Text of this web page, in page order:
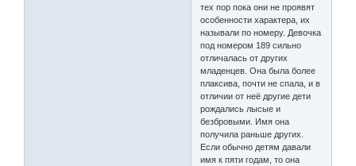
тех пор пока они не проявят
особенности характера, их
называли по номеру. Девочка
под номером 189 сильно
отличалась от других
младенцев. Она была более
плаксива, почти не спала, и в
отличии от неё другие дети
рождались лысые и
безбровыми. Имя она
получила раньше других.
Если обычно детям давали
имя к пяти годам, то она